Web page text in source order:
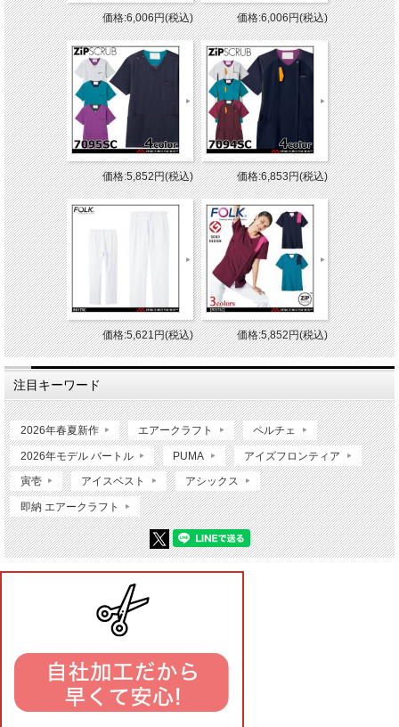
価格:6,006円(税込) 価格:6,006円(税込)
価格:5,852円(税込) 価格:6,853円(税込)
価格:5,621円(税込) 価格:5,852円(税込)
注目キーワード
2026年春夏新作 エアークラフト ペルチェ
2026年モデル バートル PUMA アイズフロンティア
寅壱 アイスベスト アシックス
即納 エアークラフト